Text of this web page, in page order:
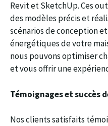
Revit et SketchUp. Ces
des modèles précis et
scénarios de conception
énergétiques de votre
nous pouvons optimiser
et vous offrir une
Témoignages et succès
Nos clients satisfaits